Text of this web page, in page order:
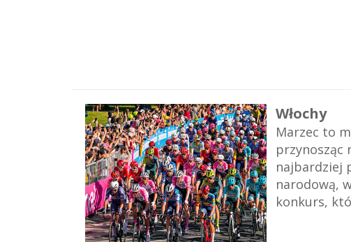
Włochy
Marzec to
przynosząc
najbardziej
narodową,
konkurs,